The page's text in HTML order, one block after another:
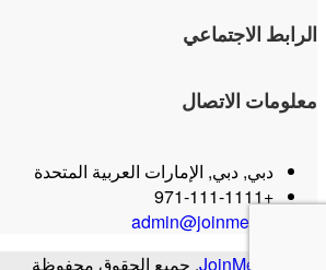
الرابط الاجتماعي
معلومات الاتصال
دبي, دبي, الإمارات العربية المتحدة
+971-111-1111
admin@joinme.ae
JoinMe. جميع الحقوق محفوظة